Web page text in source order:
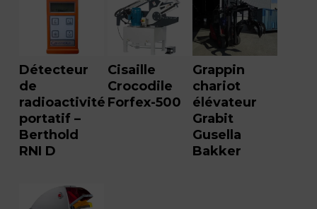
Détecteur
de
radioactivité
portatif –
Berthold
RNI D
Cisaille
Crocodile
Forfex-500
Grappin
chariot
élévateur
Grabit
Gusella
Bakker